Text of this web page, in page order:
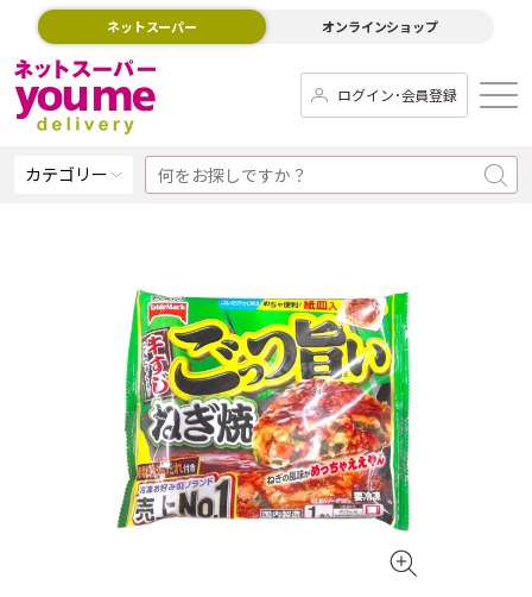
ネットスーパー オンラインショップ
ログイン･会員登録
カテゴリー